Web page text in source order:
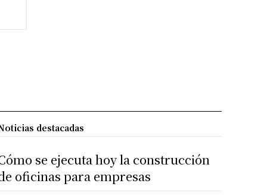
destacadas
se ejecuta hoy la construcción
oficinas para empresas